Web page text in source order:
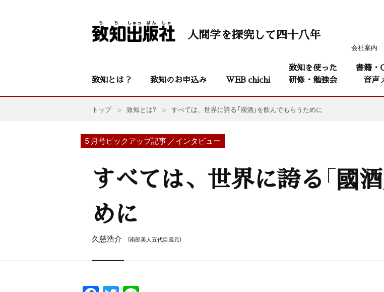
会社案内
人間学を探究して四十八年
致知とは？ 致知のお申込み WEB chichi
致知を使った
研修・勉強会
書籍・
音声
トップ 致知とは? すべては、世界に誇る「國酒」を飲んでもらうために
5 月号ピックアップ記事 ／インタビュー
すべては、世界に誇る「國
めに
久慈浩介 （南部美人五代目蔵元）